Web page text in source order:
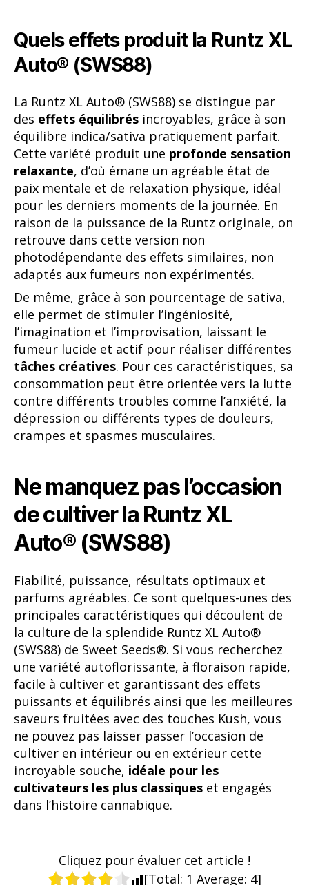
Quels effets produit la Runtz XL
Auto® (SWS88)
La Runtz XL Auto® (SWS88) se distingue par
des effets équilibrés incroyables, grâce à son
équilibre indica/sativa pratiquement parfait.
Cette variété produit une profonde sensation
relaxante, d’où émane un agréable état de
paix mentale et de relaxation physique, idéal
pour les derniers moments de la journée. En
raison de la puissance de la Runtz originale, on
retrouve dans cette version non
photodépendante des effets similaires, non
adaptés aux fumeurs non expérimentés.
De même, grâce à son pourcentage de sativa,
elle permet de stimuler l’ingéniosité,
l’imagination et l’improvisation, laissant le
fumeur lucide et actif pour réaliser différentes
tâches créatives. Pour ces caractéristiques, sa
consommation peut être orientée vers la lutte
contre différents troubles comme l’anxiété, la
dépression ou différents types de douleurs,
crampes et spasmes musculaires.
Ne manquez pas l’occasion
de cultiver la Runtz XL
Auto® (SWS88)
Fiabilité, puissance, résultats optimaux et
parfums agréables. Ce sont quelques-unes des
principales caractéristiques qui découlent de
la culture de la splendide Runtz XL Auto®
(SWS88) de Sweet Seeds®. Si vous recherchez
une variété autoflorissante, à floraison rapide,
facile à cultiver et garantissant des effets
puissants et équilibrés ainsi que les meilleures
saveurs fruitées avec des touches Kush, vous
ne pouvez pas laisser passer l’occasion de
cultiver en intérieur ou en extérieur cette
incroyable souche, idéale pour les
cultivateurs les plus classiques et engagés
dans l’histoire cannabique.
Cliquez pour évaluer cet article !
[Total: 1 Average: 4]